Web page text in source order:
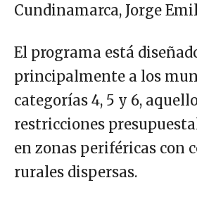
Cundinamarca, Jorge
El programa está
principalmente a los
categorías 4, 5 y 6,
restricciones
en zonas periféricas con
rurales dispersas.